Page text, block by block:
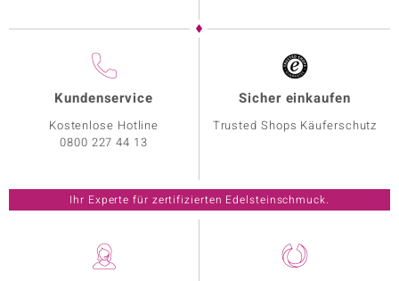
Kundenservice
Kostenlose Hotline
0800 227 44 13
Sicher einkaufen
Trusted Shops Käuferschutz
Ihr Experte für zertifizierten Edelsteinschmuck.